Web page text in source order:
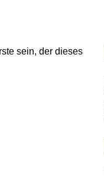
sein, der dieses